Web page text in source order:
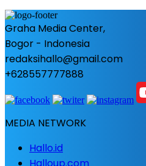
Graha Media Center,
Bogor - Indonesia
redaksihallo@gmail.com
+628557777888
MEDIA NETWORK
Hallo.id
Halloup.com